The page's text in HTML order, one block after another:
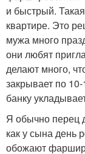
и быстрый.
квартире. Это
мужа много
они любят
делают много,
закрывает по
банку
Я обычно перец
как у сына день
обожают